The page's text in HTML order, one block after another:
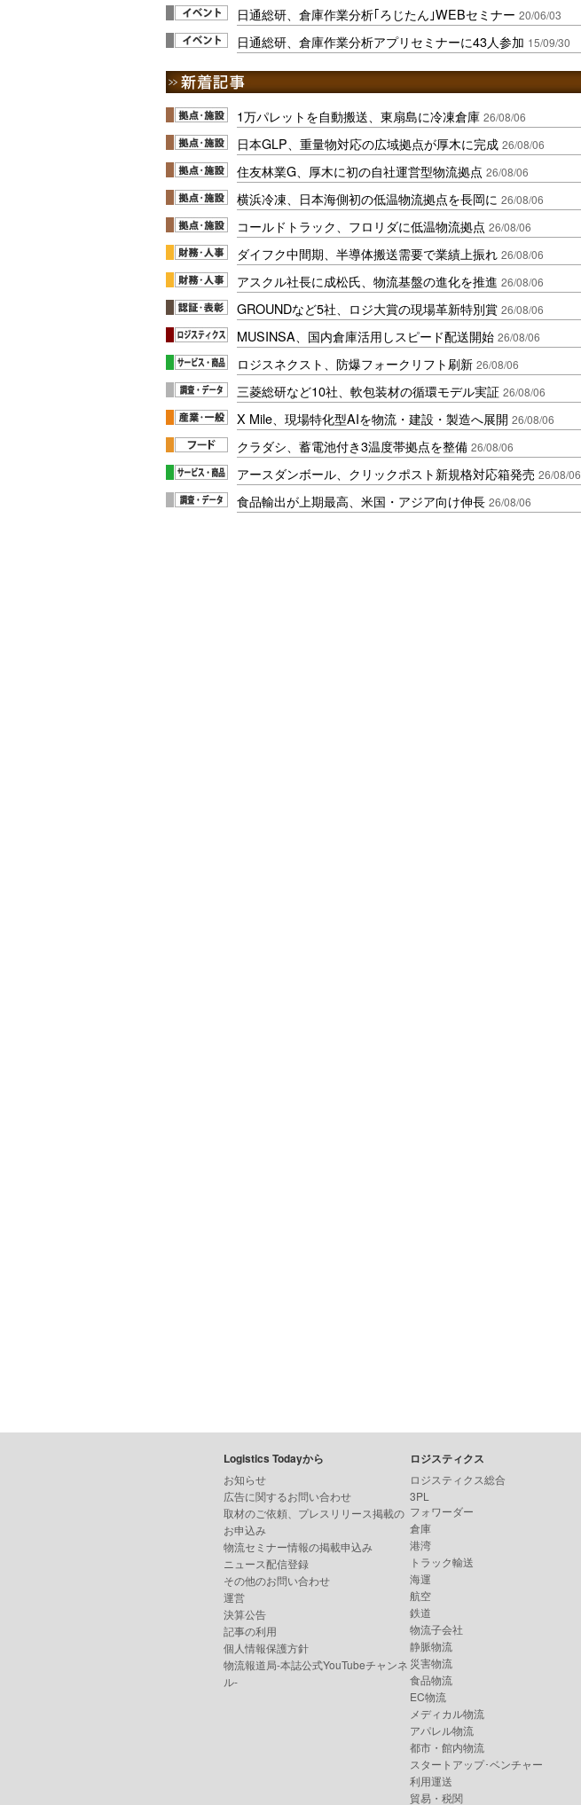
日通総研、倉庫作業分析｢ろじたん｣WEBセミナー 20/06/03
日通総研、倉庫作業分析アプリセミナーに43人参加 15/09/30
1万パレットを自動搬送、東扇島に冷凍倉庫 26/08/06
日本GLP、重量物対応の広域拠点が厚木に完成 26/08/06
住友林業G、厚木に初の自社運営型物流拠点 26/08/06
横浜冷凍、日本海側初の低温物流拠点を長岡に 26/08/06
コールドトラック、フロリダに低温物流拠点 26/08/06
ダイフク中間期、半導体搬送需要で業績上振れ 26/08/06
アスクル社長に成松氏、物流基盤の進化を推進 26/08/06
GROUNDなど5社、ロジ大賞の現場革新特別賞 26/08/06
MUSINSA、国内倉庫活用しスピード配送開始 26/08/06
ロジスネクスト、防爆フォークリフト刷新 26/08/06
三菱総研など10社、軟包装材の循環モデル実証 26/08/06
X Mile、現場特化型AIを物流・建設・製造へ展開 26/08/06
クラダシ、蓄電池付き3温度帯拠点を整備 26/08/06
アースダンボール、クリックポスト新規格対応箱発売 26/08/06
食品輸出が上期最高、米国・アジア向け伸長 26/08/06
Logistics Todayから
お知らせ
広告に関するお問い合わせ
取材のご依頼、プレスリリース掲載の
お申込み
物流セミナー情報の掲載申込み
ニュース配信登録
その他のお問い合わせ
運営
決算公告
記事の利用
個人情報保護方針
物流報道局-本誌公式YouTubeチャンネ
ル-
ロジスティクス
ロジスティクス総合
3PL
フォワーダー
倉庫
港湾
トラック輸送
海運
航空
鉄道
物流子会社
静脈物流
災害物流
食品物流
EC物流
メディカル物流
アパレル物流
都市・館内物流
スタートアップ･ベンチャー
利用運送
貿易・税関